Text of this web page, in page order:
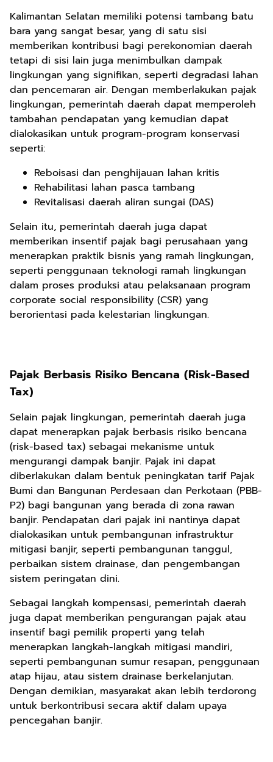
Kalimantan Selatan memiliki potensi tambang batu
bara yang sangat besar, yang di satu sisi
memberikan kontribusi bagi perekonomian daerah
tetapi di sisi lain juga menimbulkan dampak
lingkungan yang signifikan, seperti degradasi lahan
dan pencemaran air. Dengan memberlakukan pajak
lingkungan, pemerintah daerah dapat memperoleh
tambahan pendapatan yang kemudian dapat
dialokasikan untuk program-program konservasi
seperti:
Reboisasi dan penghijauan lahan kritis
Rehabilitasi lahan pasca tambang
Revitalisasi daerah aliran sungai (DAS)
Selain itu, pemerintah daerah juga dapat
memberikan insentif pajak bagi perusahaan yang
menerapkan praktik bisnis yang ramah lingkungan,
seperti penggunaan teknologi ramah lingkungan
dalam proses produksi atau pelaksanaan program
corporate social responsibility (CSR) yang
berorientasi pada kelestarian lingkungan.
Pajak Berbasis Risiko Bencana (Risk-Based
Tax)
Selain pajak lingkungan, pemerintah daerah juga
dapat menerapkan pajak berbasis risiko bencana
(risk-based tax) sebagai mekanisme untuk
mengurangi dampak banjir. Pajak ini dapat
diberlakukan dalam bentuk peningkatan tarif Pajak
Bumi dan Bangunan Perdesaan dan Perkotaan (PBB-
P2) bagi bangunan yang berada di zona rawan
banjir. Pendapatan dari pajak ini nantinya dapat
dialokasikan untuk pembangunan infrastruktur
mitigasi banjir, seperti pembangunan tanggul,
perbaikan sistem drainase, dan pengembangan
sistem peringatan dini.
Sebagai langkah kompensasi, pemerintah daerah
juga dapat memberikan pengurangan pajak atau
insentif bagi pemilik properti yang telah
menerapkan langkah-langkah mitigasi mandiri,
seperti pembangunan sumur resapan, penggunaan
atap hijau, atau sistem drainase berkelanjutan.
Dengan demikian, masyarakat akan lebih terdorong
untuk berkontribusi secara aktif dalam upaya
pencegahan banjir.